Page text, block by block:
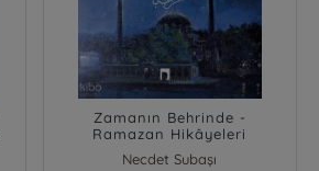
Zamanın Behrinde -
Ramazan Hikâyeleri
Necdet Subaşı